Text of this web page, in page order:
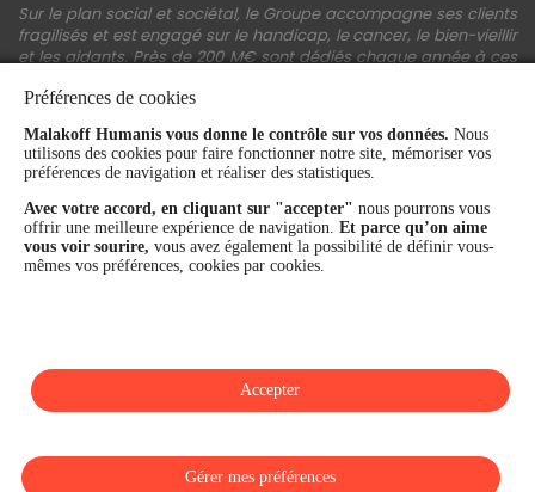
Sur le plan social et sociétal, le Groupe accompagne ses clients
fragilisés et est engagé sur le handicap, le cancer, le bien-vieillir
et les aidants. Près de 200 M€ sont dédiés chaque année à ces
financière et la performance du Groupe sont confirmées par une
notation A+ attribuée depuis 4 ans par S&P Global Ratings et
Fitch Ratings. Sur les plans extra-financiers, Malakoff Humanis
figure parmi les 2% des entreprises les mieux notées au monde
en matière de critères RSE (Ecovadis, niveau Gold - 81/100 en
2026). Enfin, Malakoff Humanis est certifié Top Employer France
par le Top Employers Institute depuis 3 ans.
Préférences de cookies
Malakoff Humanis vous donne le contrôle sur vos données. Nous
utilisons des cookies pour faire fonctionner notre site, mémoriser vos
préférences de navigation et réaliser des statistiques.
Avec votre accord, en cliquant sur "accepter" nous pourrons vous
offrir une meilleure expérience de navigation. Et parce qu’on aime
vous voir sourire, vous avez également la possibilité de définir vous-
mêmes vos préférences, cookies par cookies.
Gérer mes préférences
Accepter